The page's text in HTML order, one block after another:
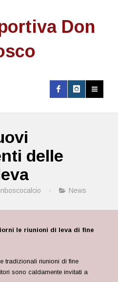
Don
delle
· News
le riunioni di leva di fine
tradizionali riunioni di fine
sono caldamente invitati a